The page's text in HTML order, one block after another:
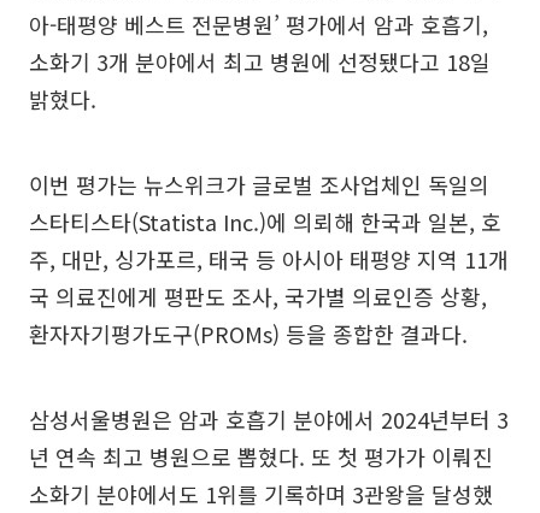
아-태평양 베스트 전문병원’ 평가에서 암과 호흡기,
소화기 3개 분야에서 최고 병원에 선정됐다고 18일
밝혔다.
이번 평가는 뉴스위크가 글로벌 조사업체인 독일의
스타티스타(Statista Inc.)에 의뢰해 한국과 일본, 호
주, 대만, 싱가포르, 태국 등 아시아 태평양 지역 11개
국 의료진에게 평판도 조사, 국가별 의료인증 상황,
환자자기평가도구(PROMs) 등을 종합한 결과다.
삼성서울병원은 암과 호흡기 분야에서 2024년부터 3
년 연속 최고 병원으로 뽑혔다. 또 첫 평가가 이뤄진
소화기 분야에서도 1위를 기록하며 3관왕을 달성했